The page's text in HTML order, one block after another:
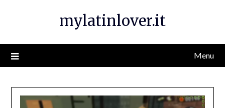
mylatinlover.it
Menu